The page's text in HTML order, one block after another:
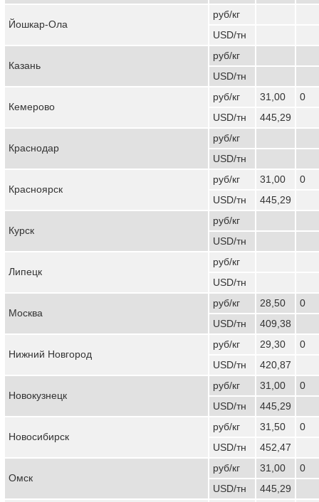
Йошкар-Ола
руб/кг
USD/тн
Казань
руб/кг
USD/тн
Кемерово
руб/кг 31,00
0
USD/тн
445,29
Краснодар
руб/кг
USD/тн
Красноярск
руб/кг 31,00
0
USD/тн
445,29
Курск
руб/кг
USD/тн
Липецк
руб/кг
USD/тн
Москва
руб/кг 28,50
0
USD/тн
409,38
Нижний Новгород
руб/кг 29,30
0
USD/тн
420,87
Новокузнецк
руб/кг 31,00
0
USD/тн
445,29
Новосибирск
руб/кг 31,50
0
USD/тн
452,47
Омск
руб/кг 31,00
0
USD/тн
445,29